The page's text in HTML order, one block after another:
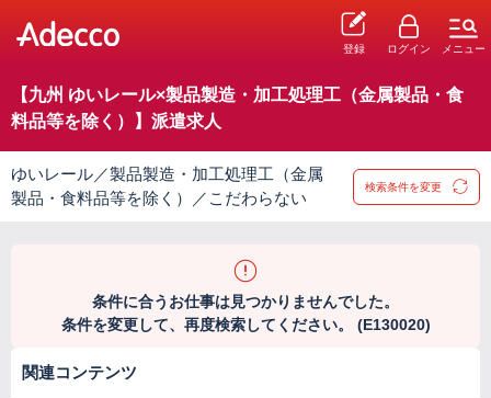
登録 ログイン メニュー
【九州 ゆいレール×製品製造・加工処理工（金属製品・食
料品等を除く）】派遣求人
ゆいレール／製品製造・加工処理工（金属
製品・食料品等を除く）／こだわらない
検索条件を変更
条件に合うお仕事は見つかりませんでした。
条件を変更して、再度検索してください。 (E130020)
関連コンテンツ